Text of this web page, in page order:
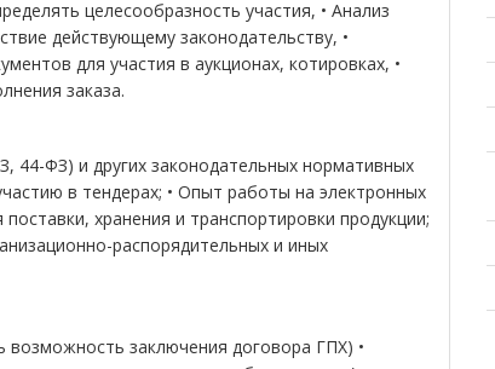
целесообразность участия, • Анализ
действующему законодательству, •
для участия в аукционах, котировках, •
заказа.
44-ФЗ) и других законодательных нормативных
в тендерах; • Опыт работы на электронных
хранения и транспортировки продукции;
распорядительных и иных
возможность заключения договора ГПХ) •